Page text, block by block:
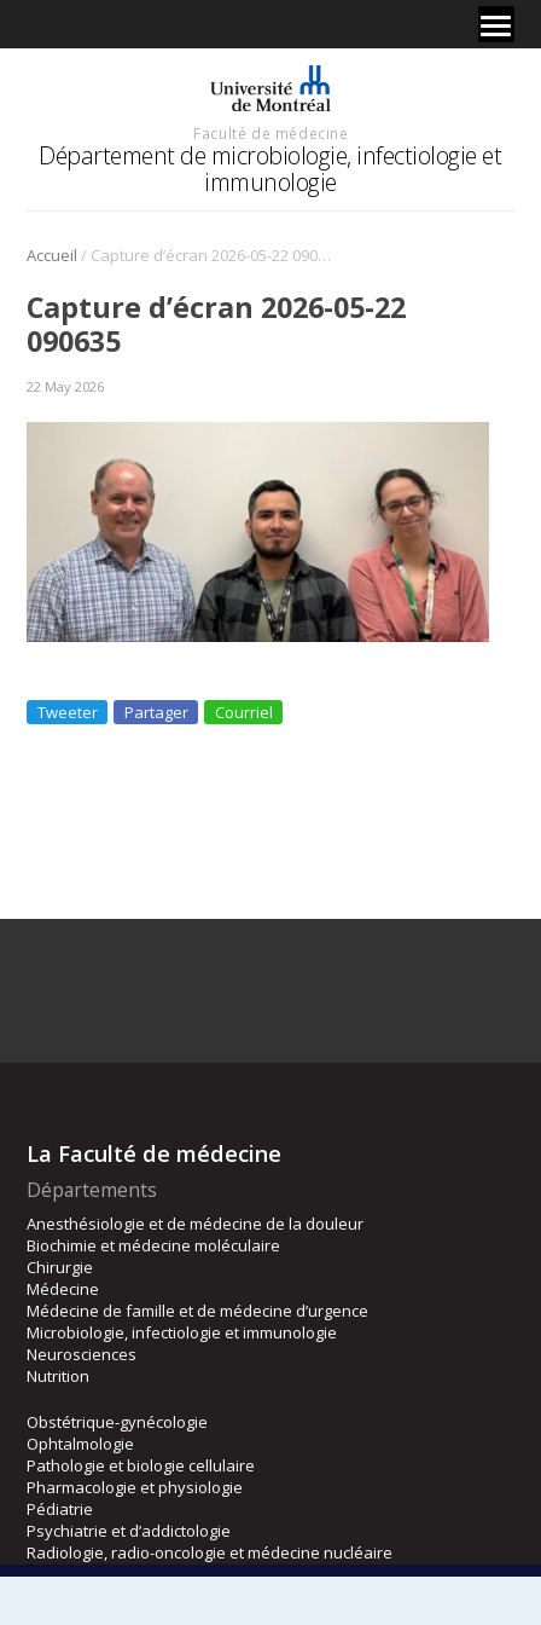
Faculté de médecine
Département de microbiologie, infectiologie et
immunologie
Accueil / Capture d’écran 2026-05-22 090635
Capture d’écran 2026-05-22
090635
22 May 2026
Tweeter Partager Courriel
La Faculté de médecine
Départements
Anesthésiologie et de médecine de la douleur
Biochimie et médecine moléculaire
Chirurgie
Médecine
Médecine de famille et de médecine d’urgence
Microbiologie, infectiologie et immunologie
Neurosciences
Nutrition
Obstétrique-gynécologie
Ophtalmologie
Pathologie et biologie cellulaire
Pharmacologie et physiologie
Pédiatrie
Psychiatrie et d’addictologie
Radiologie, radio-oncologie et médecine nucléaire